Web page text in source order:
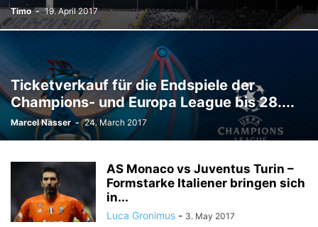
Timo - 19. April 2017
Ticketverkauf für die Endspiele der
Champions- und Europa League bis 28....
Marcel Nasser - 24. March 2017
AS Monaco vs Juventus Turin –
Formstarke Italiener bringen sich
in...
Luca Gronimus - 3. May 2017